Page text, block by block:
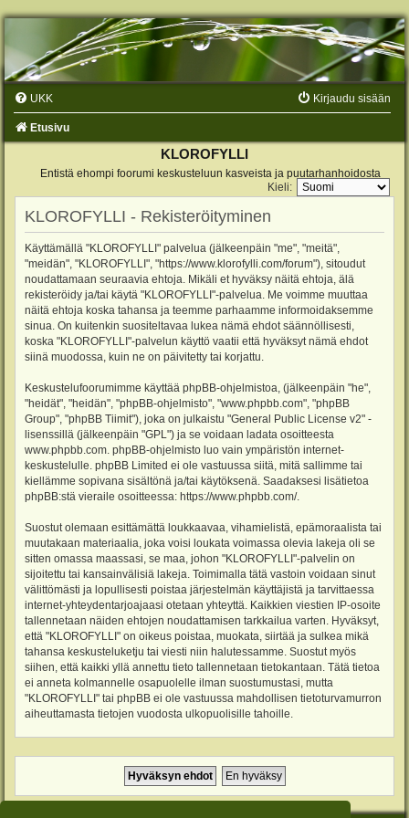
UKK Kirjaudu sisään
Etusivu
KLOROFYLLI
Entistä ehompi foorumi keskusteluun kasveista ja puutarhanhoidosta
Kieli:
KLOROFYLLI - Rekisteröityminen
Käyttämällä "KLOROFYLLI" palvelua (jälkeenpäin "me", "meitä",
"meidän", "KLOROFYLLI", "https://www.klorofylli.com/forum"), sitoudut
noudattamaan seuraavia ehtoja. Mikäli et hyväksy näitä ehtoja, älä
rekisteröidy ja/tai käytä "KLOROFYLLI"-palvelua. Me voimme muuttaa
näitä ehtoja koska tahansa ja teemme parhaamme informoidaksemme
sinua. On kuitenkin suositeltavaa lukea nämä ehdot säännöllisesti,
koska "KLOROFYLLI"-palvelun käyttö vaatii että hyväksyt nämä ehdot
siinä muodossa, kuin ne on päivitetty tai korjattu.
Keskustelufoorumimme käyttää phpBB-ohjelmistoa, (jälkeenpäin "he",
"heidät", "heidän", "phpBB-ohjelmisto", "www.phpbb.com", "phpBB
Group", "phpBB Tiimit"), joka on julkaistu "General Public License v2" -
lisenssillä (jälkeenpäin "GPL") ja se voidaan ladata osoitteesta
www.phpbb.com . phpBB-ohjelmisto luo vain ympäristön internet-
keskustelulle. phpBB Limited ei ole vastuussa siitä, mitä sallimme tai
kiellämme sopivana sisältönä ja/tai käytöksenä. Saadaksesi lisätietoa
phpBB:stä vieraile osoitteessa: https://www.phpbb.com/.
Suostut olemaan esittämättä loukkaavaa, vihamielistä, epämoraalista tai
muutakaan materiaalia, joka voisi loukata voimassa olevia lakeja oli se
sitten omassa maassasi, se maa, johon "KLOROFYLLI"-palvelin on
sijoitettu tai kansainvälisiä lakeja. Toimimalla tätä vastoin voidaan sinut
välittömästi ja lopullisesti poistaa järjestelmän käyttäjistä ja tarvittaessa
internet-yhteydentarjoajaasi otetaan yhteyttä. Kaikkien viestien IP-osoite
tallennetaan näiden ehtojen noudattamisen tarkkailua varten. Hyväksyt,
että "KLOROFYLLI" on oikeus poistaa, muokata, siirtää ja sulkea mikä
tahansa keskusteluketju tai viesti niin halutessamme. Suostut myös
siihen, että kaikki yllä annettu tieto tallennetaan tietokantaan. Tätä tietoa
ei anneta kolmannelle osapuolelle ilman suostumustasi, mutta
"KLOROFYLLI" tai phpBB ei ole vastuussa mahdollisen tietoturvamurron
aiheuttamasta tietojen vuodosta ulkopuolisille tahoille.